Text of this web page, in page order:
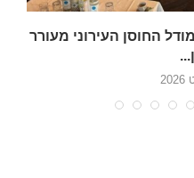
החוסן העירוני מעורר